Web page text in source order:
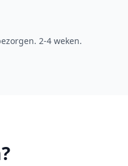
2-4 weken.